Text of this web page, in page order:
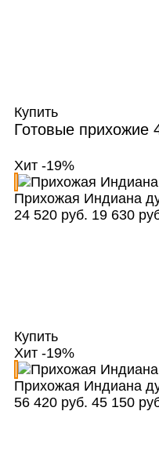
Купить
Готовые прихожие
Хит -19%
Прихожая Индиана
24 520 руб. 19 630
Купить
Хит -19%
Прихожая Индиана
56 420 руб. 45 150